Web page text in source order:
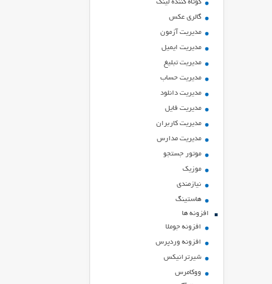
کوتاه کننده لینک
گالری عکس
مدیریت آزمون
مدیریت ایمیل
مدیریت تبلیغ
مدیریت حساب
مدیریت دانلود
مدیریت فایل
مدیریت کاربران
مدیریت مدارس
موتور جستجو
موزیک
نیازمندی
هاستينگ
افزونه ها
افزونه جوملا
افزونه وردپرس
شیرترانیکس
ووکامرس